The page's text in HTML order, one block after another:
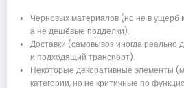
Черновых материалов (но не в ущерб
а не дешёвые подделки).
Доставки (самовывоз иногда реально
и подходящий транспорт).
Некоторые декоративные элементы
категории, но не критичные по